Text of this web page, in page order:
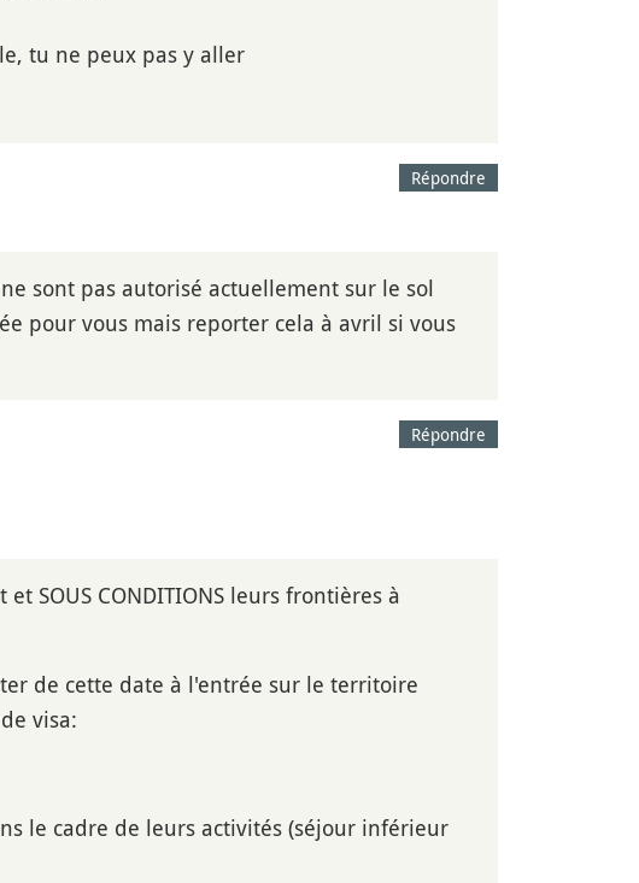
tu ne peux pas y aller
Répondre
sont pas autorisé actuellement sur le sol
pour vous mais reporter cela à avril si vous
Répondre
SOUS CONDITIONS leurs frontières à
de cette date à l'entrée sur le territoire
visa:
le cadre de leurs activités (séjour inférieur